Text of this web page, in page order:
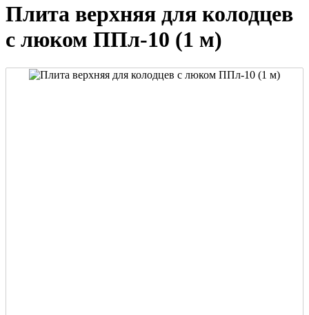
Плита верхняя для колодцев
с люком ППл-10 (1 м)